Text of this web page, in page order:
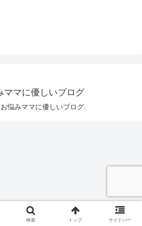
ママに優しいブログ
悩みママに優しいブログ.
検索 トップ サイドバー